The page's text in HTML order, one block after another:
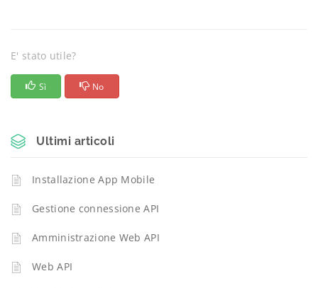
E' stato utile?
Sì No
Ultimi articoli
Installazione App Mobile
Gestione connessione API
Amministrazione Web API
Web API